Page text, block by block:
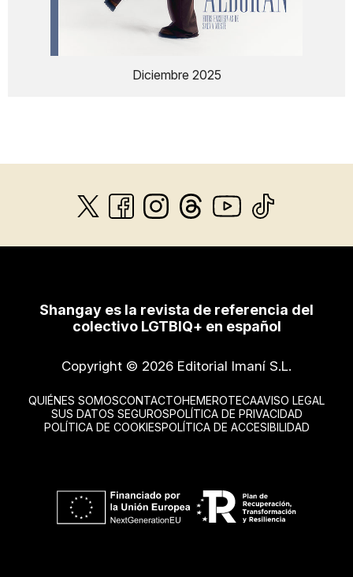
Diciembre 2025
Shangay es la revista de referencia del
colectivo LGTBIQ+ en español
Copyright © 2026 Editorial Imaní S.L.
QUIÉNES SOMOSCONTACTOHEMEROTECAAVISO LEGAL
SUS DATOS SEGUROSPOLÍTICA DE PRIVACIDAD
POLÍTICA DE COOKIESPOLÍTICA DE ACCESIBILIDAD